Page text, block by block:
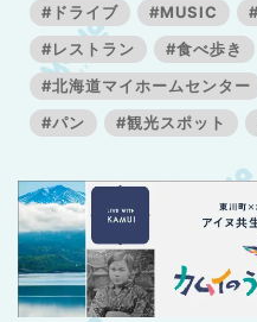
#ドライブ
#MUSIC
#レストラン
#食べ歩き
#北海道マイホームセンター
#パン
#観光スポット